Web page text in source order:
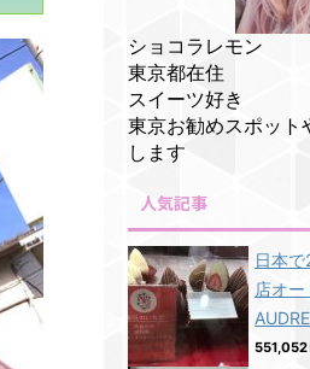
ショコラレモン
東京都在住
スイーツ好き
東京お勧めスポット
します
人気記事
日本
店オ
551,052